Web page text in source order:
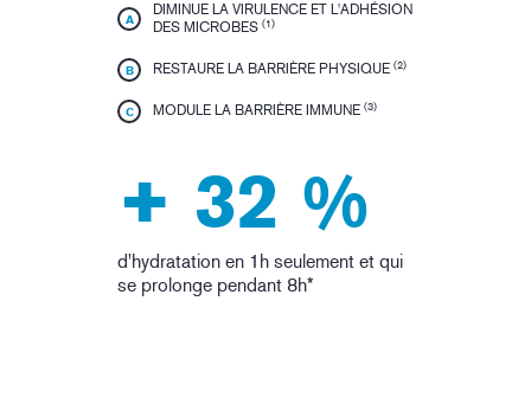
A
DIMINUE LA VIRULENCE ET L'ADHÉSION
DES MICROBES (1)
B RESTAURE LA BARRIÈRE PHYSIQUE (2)
C MODULE LA BARRIÈRE IMMUNE (3)
+ 32 %
d'hydratation en 1h seulement et qui
se prolonge pendant 8h*